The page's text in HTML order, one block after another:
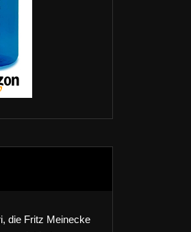
die Fritz Meinecke